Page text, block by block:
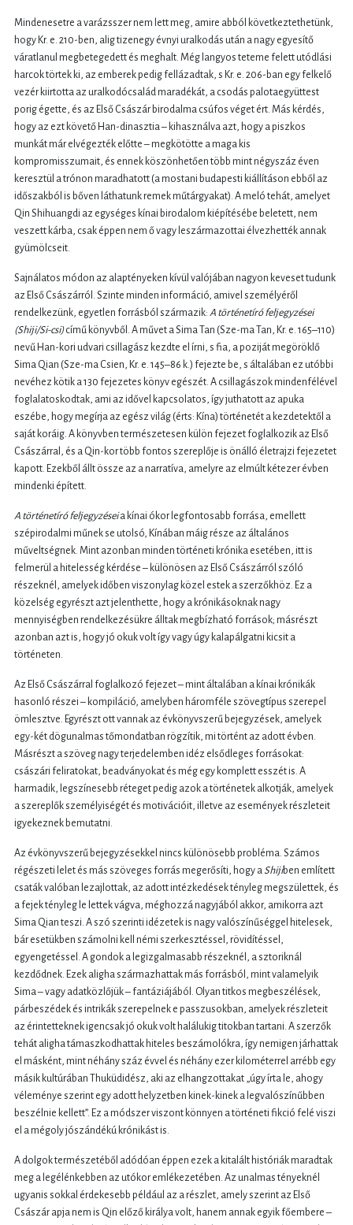
Mindenesetre a varázsszer nem lett meg, amire abból következtethetünk,
hogy Kr. e. 210-ben, alig tizenegy évnyi uralkodás után a nagy egyesítő
váratlanul megbetegedett és meghalt. Még langyos teteme felett utódlási
harcok törtek ki, az emberek pedig fellázadtak, s Kr. e. 206-ban egy felkelő
vezér kiirtotta az uralkodócsalád maradékát, a csodás palotaegyüttest
porig égette, és az Első Császár birodalma csúfos véget ért. Más kérdés,
hogy az ezt követő Han-dinasztia – kihasználva azt, hogy a piszkos
munkát már elvégezték előtte – megkötötte a maga kis
kompromisszumait, és ennek köszönhetően több mint négyszáz éven
keresztül a trónon maradhatott (a mostani budapesti kiállításon ebből az
időszakból is bőven láthatunk remek műtárgyakat). A meló tehát, amelyet
Qin Shihuangdi az egységes kínai birodalom kiépítésébe beletett, nem
veszett kárba, csak éppen nem ő vagy leszármazottai élvezhették annak
gyümölcseit.
Sajnálatos módon az alaptényeken kívül valójában nagyon keveset tudunk
az Első Császárról. Szinte minden információ, amivel személyéről
rendelkezünk, egyetlen forrásból származik: A történetíró feljegyzései
(Shiji/Si-csi)című könyvből. A művet a Sima Tan (Sze-ma Tan, Kr. e. 165–110)
nevű Han-kori udvari csillagász kezdte el írni, s fia, a poziját megöröklő
Sima Qian (Sze-ma Csien, Kr. e. 145–86 k.) fejezte be, s általában ez utóbbi
nevéhez kötik a 130 fejezetes könyv egészét. A csillagászok mindenfélével
foglalatoskodtak, ami az idővel kapcsolatos, így juthatott az apuka
eszébe, hogy megírja az egész világ (érts: Kína) történetét a kezdetektől a
saját koráig. A könyvben természetesen külön fejezet foglalkozik az Első
Császárral, és a Qin-kor több fontos szereplője is önálló életrajzi fejezetet
kapott. Ezekből állt össze az a narratíva, amelyre az elmúlt kétezer évben
mindenki épített.
A történetíró feljegyzéseia kínai ókor legfontosabb forrása, emellett
szépirodalmi műnek se utolsó, Kínában máig része az általános
műveltségnek. Mint azonban minden történeti krónika esetében, itt is
felmerül a hitelesség kérdése – különösen az Első Császárról szóló
részeknél, amelyek időben viszonylag közel estek a szerzőkhöz. Ez a
közelség egyrészt azt jelenthette, hogy a krónikásoknak nagy
mennyiségben rendelkezésükre álltak megbízható források; másrészt
azonban azt is, hogy jó okuk volt így vagy úgy kalapálgatni kicsit a
történeten.
Az Első Császárral foglalkozó fejezet – mint általában a kínai krónikák
hasonló részei – kompiláció, amelyben háromféle szövegtípus szerepel
ömlesztve. Egyrészt ott vannak az évkönyvszerű bejegyzések, amelyek
egy-két dögunalmas tőmondatban rögzítik, mi történt az adott évben.
Másrészt a szöveg nagy terjedelemben idéz elsődleges forrásokat:
császári feliratokat, beadványokat és még egy komplett esszét is. A
harmadik, legszínesebb réteget pedig azok a történetek alkotják, amelyek
a szereplők személyiségét és motivációit, illetve az események részleteit
igyekeznek bemutatni.
Az évkönyvszerű bejegyzésekkel nincs különösebb probléma. Számos
régészeti lelet és más szöveges forrás megerősíti, hogy a Shijiben említett
csaták valóban lezajlottak, az adott intézkedések tényleg megszülettek, és
a fejek tényleg le lettek vágva, méghozzá nagyjából akkor, amikorra azt
Sima Qian teszi. A szó szerinti idézetek is nagy valószínűséggel hitelesek,
bár esetükben számolni kell némi szerkesztéssel, rövidítéssel,
egyengetéssel. A gondok a legizgalmasabb részeknél, a sztoriknál
kezdődnek. Ezek aligha származhattak más forrásból, mint valamelyik
Sima – vagy adatközlőjük – fantáziájából. Olyan titkos megbeszélések,
párbeszédek és intrikák szerepelnek e passzusokban, amelyek részleteit
az érintetteknek igencsak jó okuk volt halálukig titokban tartani. A szerzők
tehát aligha támaszkodhattak hiteles beszámolókra, így nemigen járhattak
el másként, mint néhány száz évvel és néhány ezer kilométerrel arrébb egy
másik kultúrában Thuküdidész, aki az elhangzottakat „úgy írta le, ahogy
véleménye szerint egy adott helyzetben kinek-kinek a legvalószínűbben
beszélnie kellett”. Ez a módszer viszont könnyen a történeti fikció felé viszi
el a mégoly jószándékú krónikást is.
A dolgok természetéből adódóan éppen ezek a kitalált históriák maradtak
meg a legélénkebben az utókor emlékezetében. Az unalmas tényeknél
ugyanis sokkal érdekesebb például az a részlet, amely szerint az Első
Császár apja nem is Qin előző királya volt, hanem annak egyik főembere –